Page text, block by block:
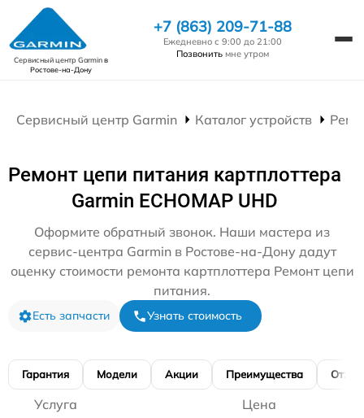
Сервисный центр Garminв
Ростове-на-Дону
+7 (863) 209-71-88
Ежедневно с 9:00 до 21:00
Позвонить мне утром
Сервисный центр Garmin Каталог устройств
Ремонт цепи питания картплоттера
Garmin ECHOMAP UHD
Оформите обратный звонок. Наши мастера из
сервис-центра Garmin в Ростове-на-Дону дадут
оценку стоимости ремонта картплоттера Ремонт цепи
питания.
Есть запчасти Узнать стоимость
Гарантия Модели Акции Преимущества
Услуга Цена